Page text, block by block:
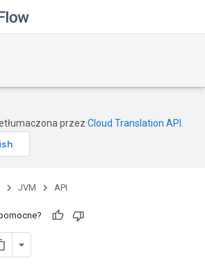
przez Cloud Translation API
JVM API